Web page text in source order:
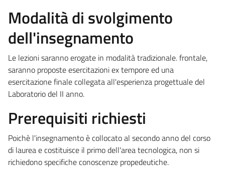
Modalità di svolgimento
dell'insegnamento
Le lezioni saranno erogate in modalità tradizionale. frontale,
saranno proposte esercitazioni ex tempore ed una
esercitazione finale collegata all'esperienza progettuale del
Laboratorio del II anno.
Prerequisiti richiesti
Poichè l'insegnamento è collocato al secondo anno del corso
di laurea e costituisce il primo dell'area tecnologica, non si
richiedono specifiche conoscenze propedeutiche.